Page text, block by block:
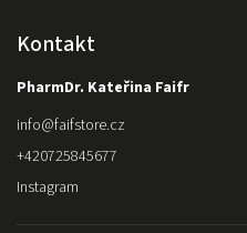
Kontakt
PharmDr. Kateřina Faifr
info@faifstore.cz
+420725845677
Instagram